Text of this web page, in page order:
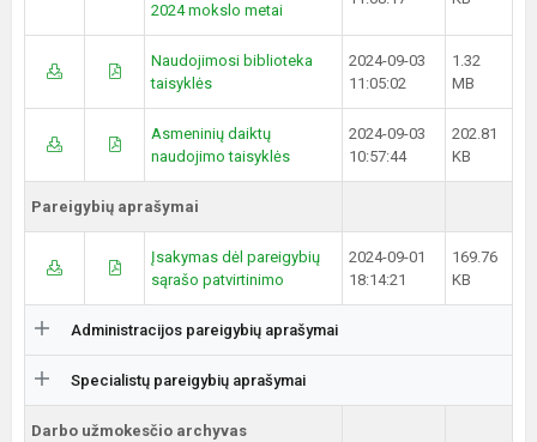
2024 mokslo metai
Naudojimosi biblioteka
taisyklės
2024-09-03
11:05:02
1.32
MB
Asmeninių daiktų
naudojimo taisyklės
2024-09-03
10:57:44
202.81
KB
Pareigybių aprašymai
Įsakymas dėl pareigybių
sąrašo patvirtinimo
2024-09-01
18:14:21
169.76
KB
Administracijos pareigybių aprašymai
Specialistų pareigybių aprašymai
Darbo užmokesčio archyvas